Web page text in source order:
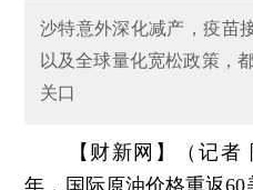
沙特意外深化减产，疫苗
以及全球量化宽松政策，
关口
【财新网】（记者
年，国际原油价格重返